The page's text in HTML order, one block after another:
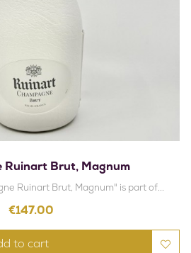
Ruinart Brut, Magnum
Ruinart Brut, Magnum" is part of...
Price
€147.00
to cart